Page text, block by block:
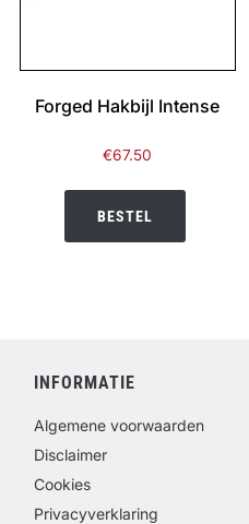
Forged Hakbijl Intense
€67.50
BESTEL
INFORMATIE
Algemene voorwaarden
Disclaimer
Cookies
Privacyverklaring